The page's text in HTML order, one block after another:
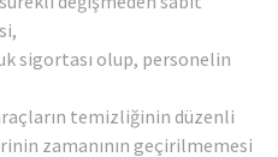
sigortası olup, personelin
temizliğinin düzenli
zamanının geçirilmemesi